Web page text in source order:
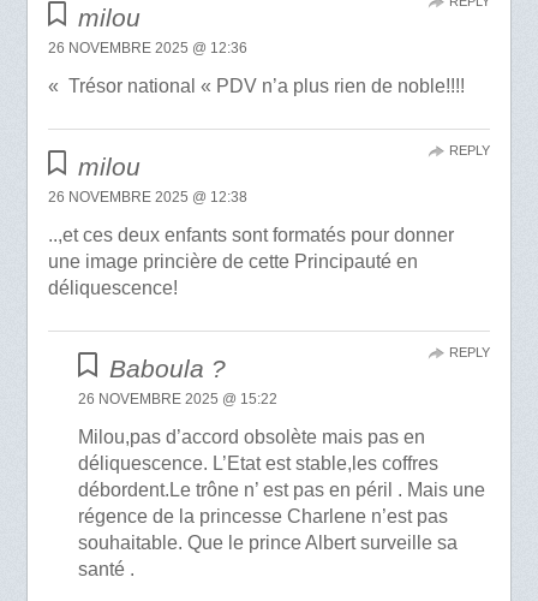
milou
26 NOVEMBRE 2025 @ 12:36
« Trésor national « PDV n’a plus rien de noble!!!!
milou
26 NOVEMBRE 2025 @ 12:38
..,et ces deux enfants sont formatés pour donner
une image princière de cette Principauté en
déliquescence!
REPLY
Baboula ?
26 NOVEMBRE 2025 @ 15:22
Milou,pas d’accord obsolète mais pas en
déliquescence. L’Etat est stable,les coffres
débordent.Le trône n’ est pas en péril . Mais une
régence de la princesse Charlene n’est pas
souhaitable. Que le prince Albert surveille sa
santé .
REPLY